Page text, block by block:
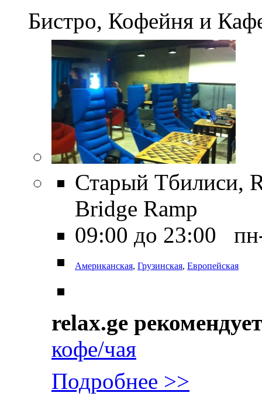
Бистро, Кофейня и
Старый Тбилиси,
Bridge Ramp
09:00 до 23:00
Американская, Грузинская, Европейская
relax.ge рекомендует
кофе/чая
Подробнее >>